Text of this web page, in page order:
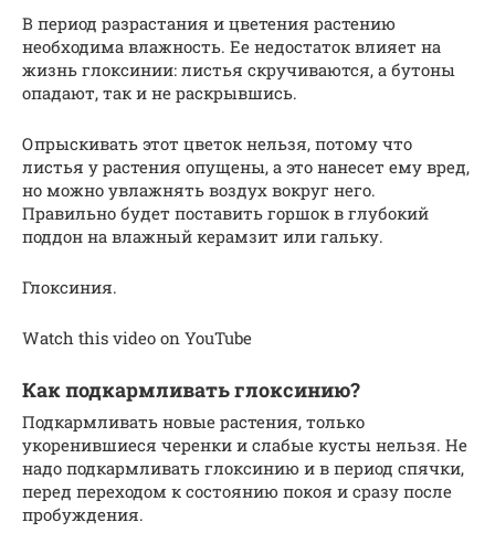
В период разрастания и цветения растению
необходима влажность. Ее недостаток влияет на
жизнь глоксинии: листья скручиваются, а бутоны
опадают, так и не раскрывшись.
Опрыскивать этот цветок нельзя, потому что
листья у растения опущены, а это нанесет ему вред,
но можно увлажнять воздух вокруг него.
Правильно будет поставить горшок в глубокий
поддон на влажный керамзит или гальку.
Глоксиния.
Watch this video on YouTube
Как подкармливать глоксинию?
Подкармливать новые растения, только
укоренившиеся черенки и слабые кусты нельзя. Не
надо подкармливать глоксинию и в период спячки,
перед переходом к состоянию покоя и сразу после
пробуждения.